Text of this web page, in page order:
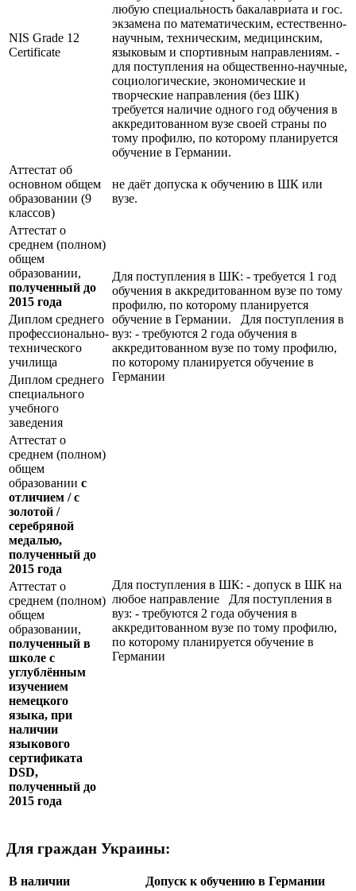
NIS Grade 12
Certificate
любую специальность бакалавриата и гос.
экзамена по математическим, естественно-
научным, техническим, медицинским,
языковым и спортивным направлениям. -
для поступления на общественно-научные,
социологические, экономические и
творческие направления (без ШК)
требуется наличие одного год обучения в
аккредитованном вузе своей страны по
тому профилю, по которому планируется
обучение в Германии.
Аттестат об
основном общем
образовании (9
классов)
не даёт допуска к обучению в ШК или
вузе.
Аттестат о
среднем (полном)
общем
образовании,
полученный до
2015 года
Для поступления в ШК: - требуется 1 год
обучения в аккредитованном вузе по тому
профилю, по которому планируется
обучение в Германии. Для поступления в
вуз: - требуются 2 года обучения в
аккредитованном вузе по тому профилю,
по которому планируется обучение в
Германии
Диплом среднего
профессионально-
технического
училища
Диплом среднего
специального
учебного
заведения
Аттестат о
среднем (полном)
общем
образовании с
отличием / с
золотой /
серебряной
медалью,
полученный до
2015 года
Для поступления в ШК: - допуск в ШК на
любое направление Для поступления в
вуз: - требуются 2 года обучения в
аккредитованном вузе по тому профилю,
по которому планируется обучение в
Германии
Аттестат о
среднем (полном)
общем
образовании,
полученный в
школе с
углублённым
изучением
немецкого
языка, при
наличии
языкового
сертификата
DSD,
полученный до
2015 года
Для граждан Украины:
В наличии
Допуск к обучению в Германии